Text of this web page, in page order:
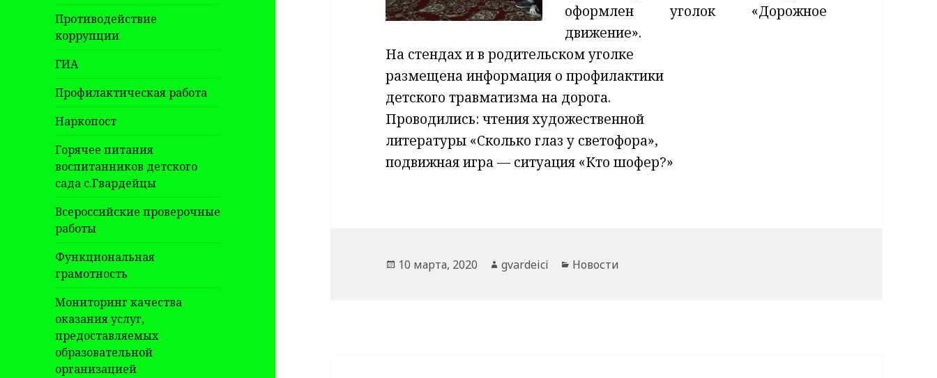
Противодействие
коррупции
ГИА
Профилактическая работа
Наркопост
Горячее питания
воспитанников детского
сада с.Гвардейцы
Всероссийские проверочные
работы
Функциональная
грамотность
Мониторинг качества
оказания услуг,
предоставляемых
образовательной
организацией
оформлен уголок «Дорожное
движение».
На стендах и в родительском уголке
размещена информация о профилактики
детского травматизма на дорога.
Проводились: чтения художественной
литературы «Сколько глаз у светофора»,
подвижная игра — ситуация «Кто шофер?»
Опубликовано
10 марта, 2020 Автор
gvardeici Рубрики
Новости